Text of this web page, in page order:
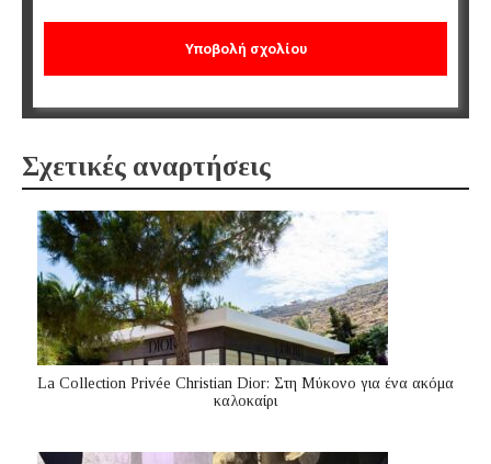
Σχετικές αναρτήσεις
La Collection Privée Christian Dior: Στη Μύκονο για ένα ακόμα
καλοκαίρι